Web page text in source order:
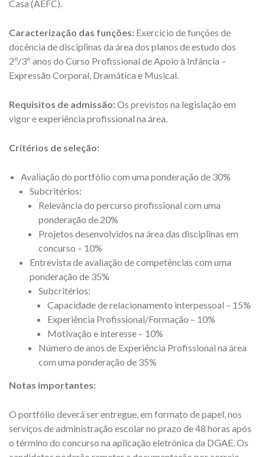
Casa (AEFC).
Caracterização das funções: Exercício de funções de
docência de disciplinas da área dos planos de estudo dos
2º/3º anos do Curso Profissional de Apoio à Infância –
Expressão Corporal, Dramática e Musical.
Requisitos de admissão:Os previstos na legislação em
vigor e experiência profissional na área.
Critérios de seleção:
Avaliação do portfólio com uma ponderação de 30%
Subcritérios:
Relevância do percurso profissional com uma
ponderação de 20%
Projetos desenvolvidos na área das disciplinas em
concurso – 10%
Entrevista de avaliação de competências com uma
ponderação de 35%
Subcritérios:
Capacidade de relacionamento interpessoal – 15%
Experiência Profissional/Formação – 10%
Motivação e interesse – 10%
Número de anos de Experiência Profissional na área
com uma ponderação de 35%
Notas importantes:
O portfólio deverá ser entregue, em formato de papel, nos
serviços de administração escolar no prazo de 48 horas após
o término do concurso na aplicação eletrónica da DGAE. Os